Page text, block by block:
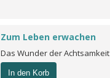
Zum Leben erwachen
Das Wunder der Achtsamkeit
In den Korb